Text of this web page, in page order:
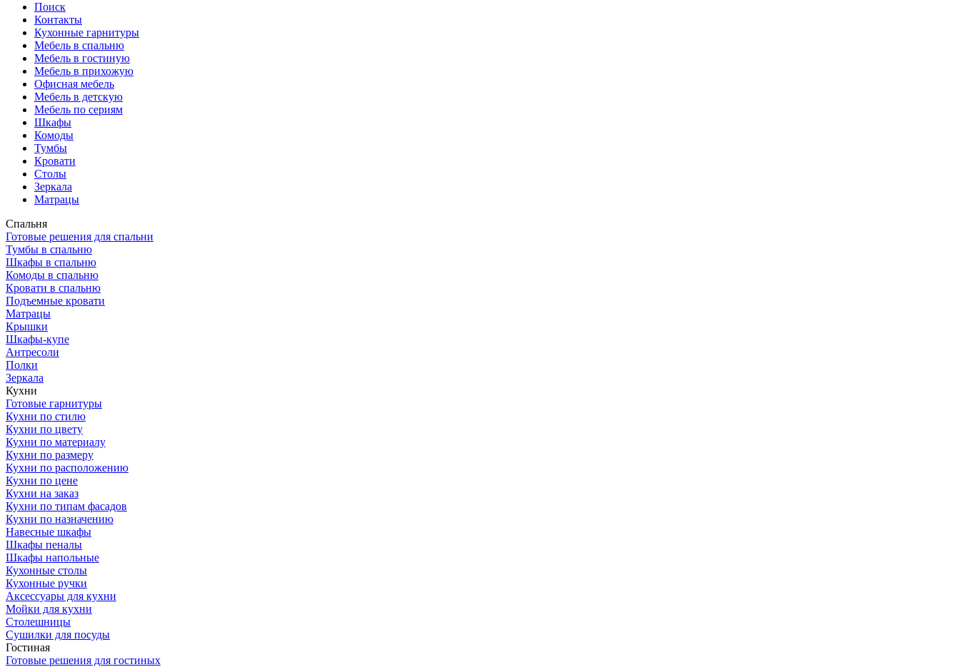
Поиск
Контакты
Кухонные гарнитуры
Мебель в спальню
Мебель в гостиную
Мебель в прихожую
Офисная мебель
Мебель в детскую
Мебель по сериям
Шкафы
Комоды
Тумбы
Кровати
Столы
Зеркала
Матрацы
Спальня
Готовые решения для спальни
Тумбы в спальню
Шкафы в спальню
Комоды в спальню
Кровати в спальню
Подъемные кровати
Матрацы
Крышки
Шкафы-купе
Антресоли
Полки
Зеркала
Кухни
Готовые гарнитуры
Кухни по стилю
Кухни по цвету
Кухни по материалу
Кухни по размеру
Кухни по расположению
Кухни по цене
Кухни на заказ
Кухни по типам фасадов
Кухни по назначению
Навесные шкафы
Шкафы пеналы
Шкафы напольные
Кухонные столы
Кухонные ручки
Аксессуары для кухни
Мойки для кухни
Столешницы
Сушилки для посуды
Гостиная
Готовые решения для гостиных